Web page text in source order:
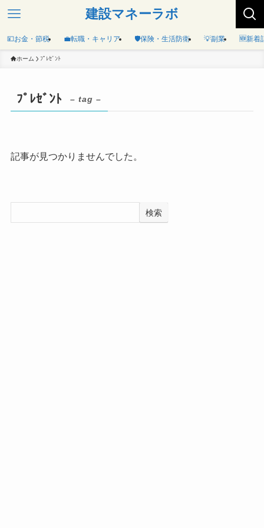
建設マネーラボ
💴お金・節税 💼転職・キャリア 🛡️保険・生活防衛 💡副業 🆕新着
ホーム ﾌﾟﾚｾﾞﾝﾄ
ﾌﾟﾚｾﾞﾝﾄ – tag –
記事が見つかりませんでした。
検索